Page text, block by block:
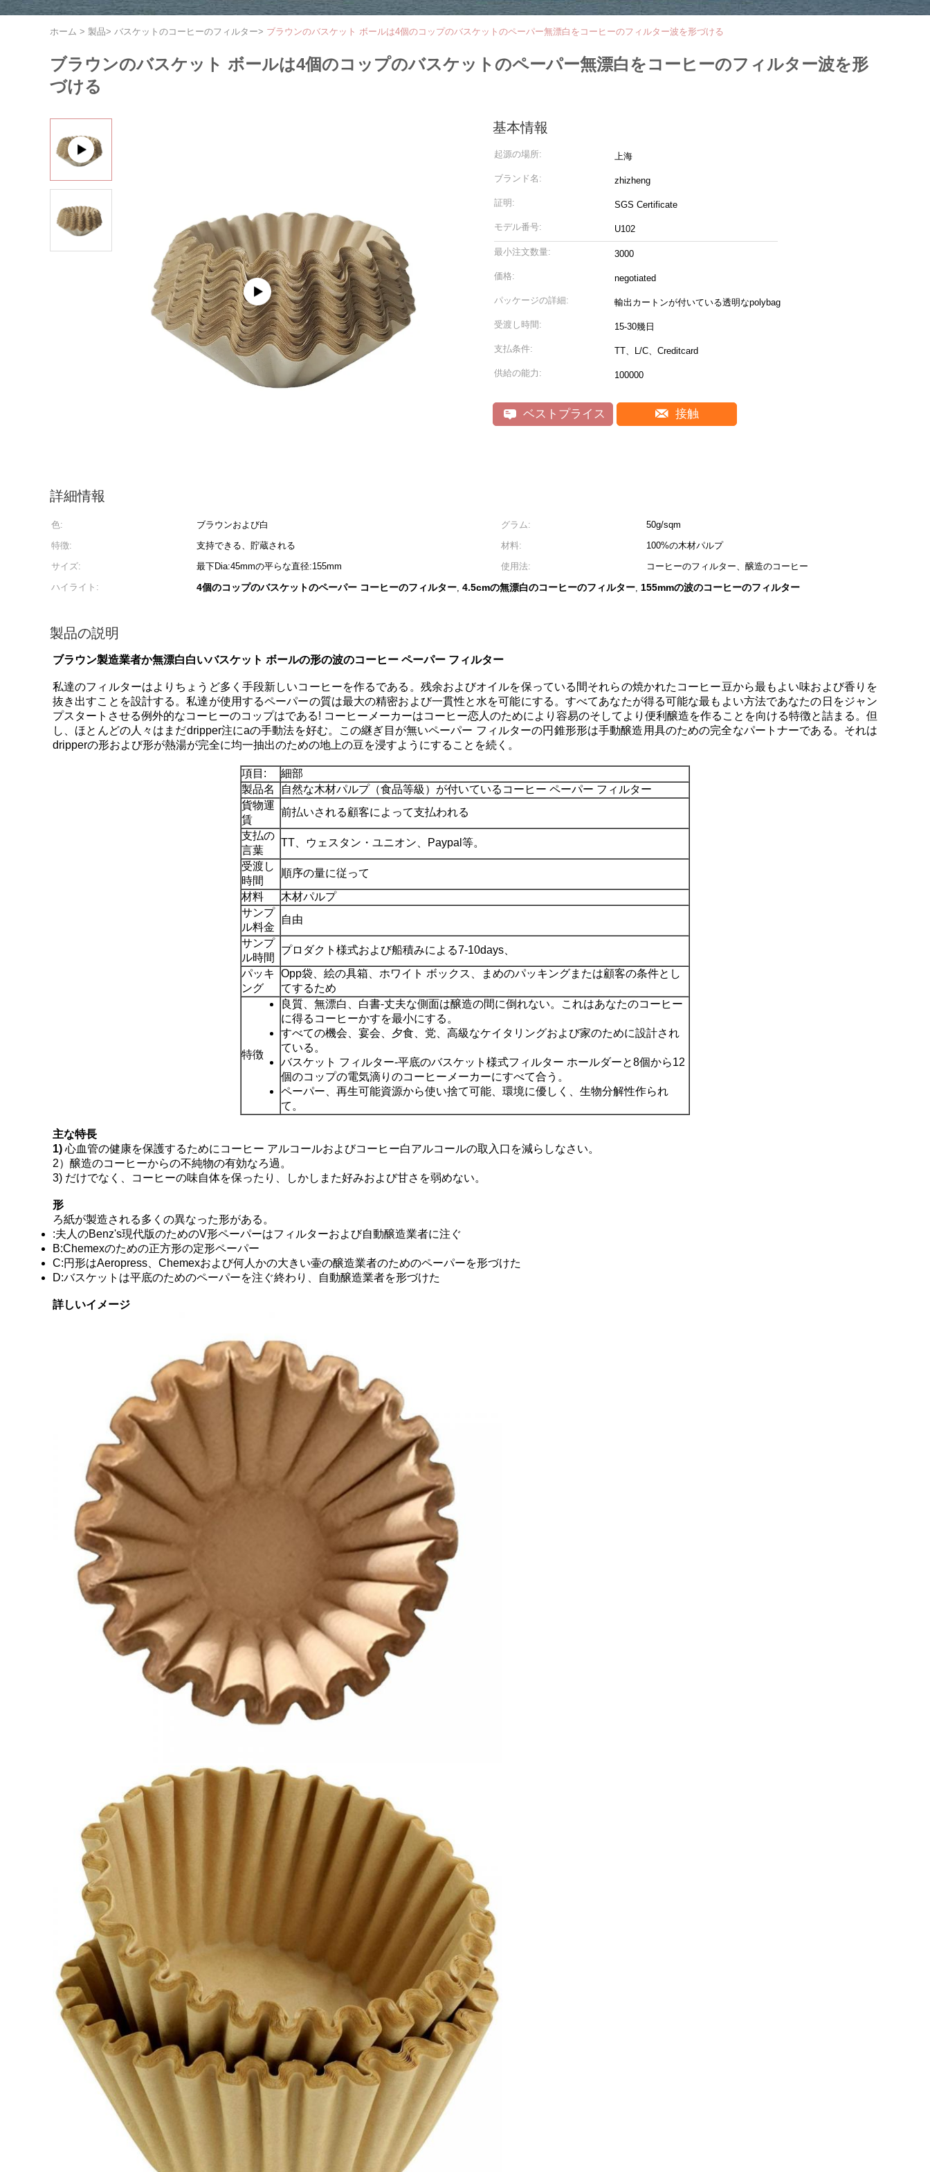
ホーム > 製品> バスケットのコーヒーのフィルター> ブラウンのバスケット ボールは4個のコップのバスケットのペーパー無漂白をコーヒーのフィルター波を形づける
ブラウンのバスケット ボールは4個のコップのバスケットのペーパー無漂白をコーヒーのフィルター波を形
づける
基本情報
起源の場所: 上海
ブランド名: zhizheng
証明: SGS Certificate
モデル番号: U102
最小注文数量: 3000
価格: negotiated
パッケージの詳細: 輸出カートンが付いている透明なpolybag
受渡し時間: 15-30幾日
支払条件: TT、L/C、Creditcard
供給の能力: 100000
ベストプライス 接触
詳細情報
色: ブラウンおよび白 グラム:
50g/sqm
特徴:
支持できる、貯蔵される 材料:
100%の木材パルプ
サイズ:
最下Dia:45mmの平らな直径:155mm 使用法:
コーヒーのフィルター、醸造のコーヒー
ハイライト:
4個のコップのバスケットのペーパー コーヒーのフィルター, 4.5cmの無漂白のコーヒーのフィルター, 155mmの波のコーヒーのフィルター
製品の説明
ブラウン製造業者か無漂白白いバスケット ボールの形の波のコーヒー ペーパー フィルター
私達のフィルターはよりちょうど多く手段新しいコーヒーを作るである。残余およびオイルを保っている間それらの焼かれたコーヒー豆から最もよい味および香りを
抜き出すことを設計する。私達が使用するペーパーの質は最大の精密および一貫性と水を可能にする。すべてあなたが得る可能な最もよい方法であなたの日をジャン
プスタートさせる例外的なコーヒーのコップはである! コーヒーメーカーはコーヒー恋人のためにより容易のそしてより便利醸造を作ることを向ける特徴と詰まる。但
し、ほとんどの人々はまだdripper注にaの手動法を好む。この継ぎ目が無いペーパー フィルターの円錐形形は手動醸造用具のための完全なパートナーである。それは
dripperの形および形が熱湯が完全に均一抽出のための地上の豆を浸すようにすることを続く。
項目:
細部
製品名
自然な木材パルプ（食品等級）が付いているコーヒー ペーパー フィルター
貨物運
賃
前払いされる顧客によって支払われる
支払の
言葉
TT、ウェスタン・ユニオン、Paypal等。
受渡し
時間
順序の量に従って
材料
木材パルプ
サンプ
ル料金
自由
サンプ
ル時間
プロダクト様式および船積みによる7-10days、
パッキ
ング
Opp袋、絵の具箱、ホワイト ボックス、まめのパッキングまたは顧客の条件とし
てするため
特徴
良質、無漂白、白書-丈夫な側面は醸造の間に倒れない。これはあなたのコーヒー
に得るコーヒーかすを最小にする。
すべての機会、宴会、夕食、党、高級なケイタリングおよび家のために設計され
ている。
バスケット フィルター-平底のバスケット様式フィルター ホールダーと8個から12
個のコップの電気滴りのコーヒーメーカーにすべて合う。
ペーパー、再生可能資源から使い捨て可能、環境に優しく、生物分解性作られ
て。
主な特長
1) 心血管の健康を保護するためにコーヒー アルコールおよびコーヒー白アルコールの取入口を減らしなさい。
2）醸造のコーヒーからの不純物の有効なろ過。
3) だけでなく、コーヒーの味自体を保ったり、しかしまた好みおよび甘さを弱めない。
形
ろ紙が製造される多くの異なった形がある。
:夫人のBenz's現代版のためのV形ペーパーはフィルターおよび自動醸造業者に注ぐ
B:Chemexのための正方形の定形ペーパー
C:円形はAeropress、Chemexおよび何人かの大きい壷の醸造業者のためのペーパーを形づけた
D:バスケットは平底のためのペーパーを注ぐ終わり、自動醸造業者を形づけた
詳しいイメージ